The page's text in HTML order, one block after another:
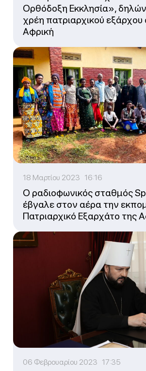
Ορθόδοξη Εκκλησία»,
χρέη πατριαρχικού εξάρχου
Αφρική
18 Μαρτίου 2023 16:16
Ο ραδιοφωνικός σταθμός
έβγαλε στον αέρα την
Πατριαρχικό Εξαρχάτο της
06 Φεβρουαρίου 2023 17:35